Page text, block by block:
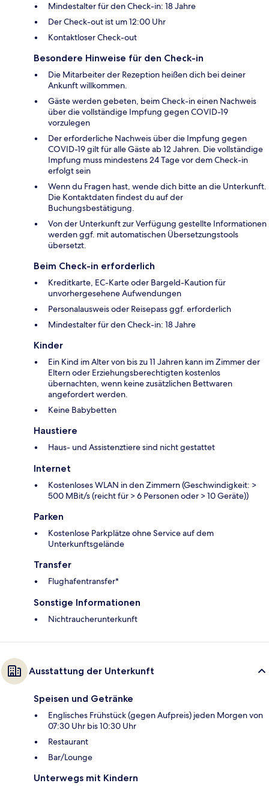
Mindestalter für den Check-in: 18 Jahre
Der Check-out ist um 12:00 Uhr
Kontaktloser Check-out
Besondere Hinweise für den Check-in
Die Mitarbeiter der Rezeption heißen dich bei deiner
Ankunft willkommen.
Gäste werden gebeten, beim Check-in einen Nachweis
über die vollständige Impfung gegen COVID-19
vorzulegen
Der erforderliche Nachweis über die Impfung gegen
COVID-19 gilt für alle Gäste ab 12 Jahren. Die vollständige
Impfung muss mindestens 24 Tage vor dem Check-in
erfolgt sein
Wenn du Fragen hast, wende dich bitte an die Unterkunft.
Die Kontaktdaten findest du auf der
Buchungsbestätigung.
Von der Unterkunft zur Verfügung gestellte Informationen
werden ggf. mit automatischen Übersetzungstools
übersetzt.
Beim Check-in erforderlich
Kreditkarte, EC-Karte oder Bargeld-Kaution für
unvorhergesehene Aufwendungen
Personalausweis oder Reisepass ggf. erforderlich
Mindestalter für den Check-in: 18 Jahre
Kinder
Ein Kind im Alter von bis zu 11 Jahren kann im Zimmer der
Eltern oder Erziehungsberechtigten kostenlos
übernachten, wenn keine zusätzlichen Bettwaren
angefordert werden.
Keine Babybetten
Haustiere
Haus- und Assistenztiere sind nicht gestattet
Internet
Kostenloses WLAN in den Zimmern (Geschwindigkeit: >
500 MBit/s (reicht für > 6 Personen oder > 10 Geräte))
Parken
Kostenlose Parkplätze ohne Service auf dem
Unterkunftsgelände
Transfer
Flughafentransfer*
Sonstige Informationen
Nichtraucherunterkunft
Ausstattung der Unterkunft
Speisen und Getränke
Englisches Frühstück (gegen Aufpreis) jeden Morgen von
07:30 Uhr bis 10:30 Uhr
Restaurant
Bar/Lounge
Unterwegs mit Kindern